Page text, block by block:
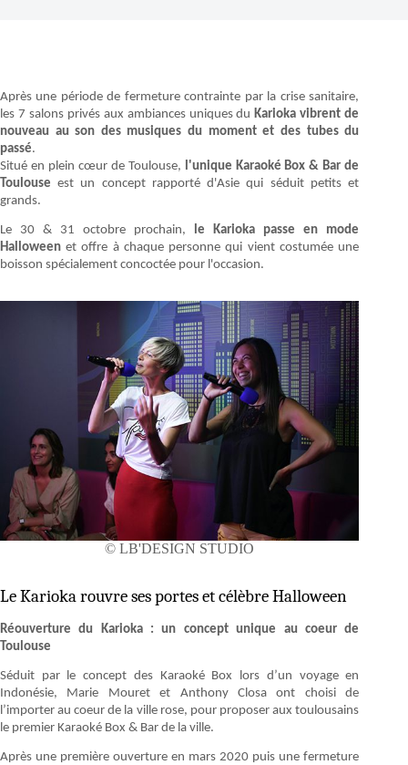
Après une période de fermeture contrainte par la crise sanitaire,
les 7 salons privés aux ambiances uniques duKarioka vibrent de
nouveau au son des musiques du moment et des tubes du
passé.
Situé en plein cœur de Toulouse, l'unique Karaoké Box & Bar de
Toulouse est un concept rapporté d'Asie qui séduit petits et
grands.
Le 30 & 31 octobre prochain, le Karioka passe en mode
Halloween et offre à chaque personne qui vient costumée une
boisson spécialement concoctée pour l'occasion.
© LB'DESIGN STUDIO
Le Karioka rouvre ses portes et célèbre Halloween
Réouverture du Karioka : un concept unique au coeur de
Toulouse
Séduit par le concept des Karaoké Box lors d’un voyage en
Indonésie, Marie Mouret et Anthony Closa ont choisi de
l’importer au coeur de la ville rose, pour proposer aux toulousains
le premier Karaoké Box & Bar de la ville.
Après une première ouverture en mars 2020 puis une fermeture